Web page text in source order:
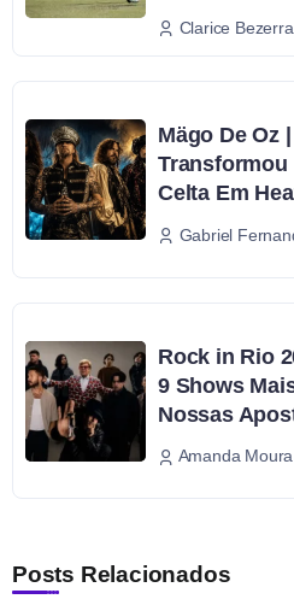
Clarice Bezerra
Mägo De Oz
Transformou
Celta Em
Gabriel
Rock in Rio
9 Shows
Nossas
Amanda Moura
Posts Relacionados